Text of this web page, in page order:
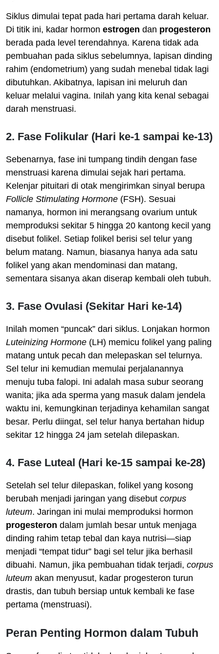
Siklus dimulai tepat pada hari pertama darah keluar.
Di titik ini, kadar hormon estrogen dan progesteron
berada pada level terendahnya. Karena tidak ada
pembuahan pada siklus sebelumnya, lapisan dinding
rahim (endometrium) yang sudah menebal tidak lagi
dibutuhkan. Akibatnya, lapisan ini meluruh dan
keluar melalui vagina. Inilah yang kita kenal sebagai
darah menstruasi.
2. Fase Folikular (Hari ke-1 sampai ke-13)
Sebenarnya, fase ini tumpang tindih dengan fase
menstruasi karena dimulai sejak hari pertama.
Kelenjar pituitari di otak mengirimkan sinyal berupa
Follicle Stimulating Hormone (FSH). Sesuai
namanya, hormon ini merangsang ovarium untuk
memproduksi sekitar 5 hingga 20 kantong kecil yang
disebut folikel. Setiap folikel berisi sel telur yang
belum matang. Namun, biasanya hanya ada satu
folikel yang akan mendominasi dan matang,
sementara sisanya akan diserap kembali oleh tubuh.
3. Fase Ovulasi (Sekitar Hari ke-14)
Inilah momen “puncak” dari siklus. Lonjakan hormon
Luteinizing Hormone (LH) memicu folikel yang paling
matang untuk pecah dan melepaskan sel telurnya.
Sel telur ini kemudian memulai perjalanannya
menuju tuba falopi. Ini adalah masa subur seorang
wanita; jika ada sperma yang masuk dalam jendela
waktu ini, kemungkinan terjadinya kehamilan sangat
besar. Perlu diingat, sel telur hanya bertahan hidup
sekitar 12 hingga 24 jam setelah dilepaskan.
4. Fase Luteal (Hari ke-15 sampai ke-28)
Setelah sel telur dilepaskan, folikel yang kosong
berubah menjadi jaringan yang disebut corpus
luteum. Jaringan ini mulai memproduksi hormon
progesteron dalam jumlah besar untuk menjaga
dinding rahim tetap tebal dan kaya nutrisi—siap
menjadi “tempat tidur” bagi sel telur jika berhasil
dibuahi. Namun, jika pembuahan tidak terjadi, corpus
luteum akan menyusut, kadar progesteron turun
drastis, dan tubuh bersiap untuk kembali ke fase
pertama (menstruasi).
Peran Penting Hormon dalam Tubuh